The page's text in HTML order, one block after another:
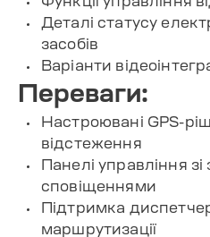
Деталі статусу
засобів
Варіанти
Переваги:
Настроювані GPS-
відстеження
Панелі управління зі
сповіщеннями
Підтримка
маршрутизації